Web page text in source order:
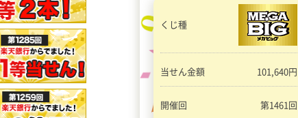
くじ種
当せん金額 101,640円
開催回 第1461回